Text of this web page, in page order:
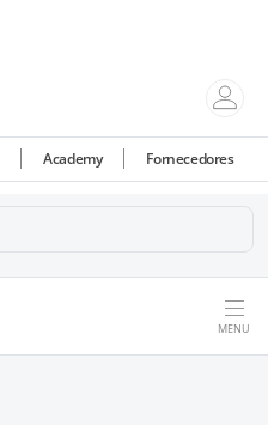
Academy Fornecedores
MENU